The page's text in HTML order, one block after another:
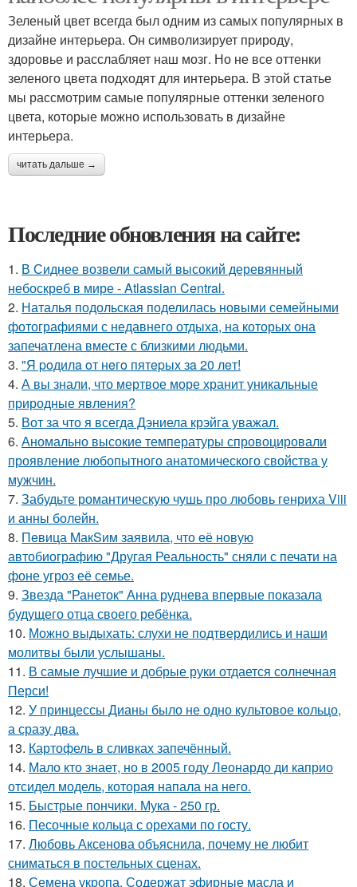
Зеленый цвет всегда был одним из самых популярных в
дизайне интерьера. Он символизирует природу,
здоровье и расслабляет наш мозг. Но не все оттенки
зеленого цвета подходят для интерьера. В этой статье
мы рассмотрим самые популярные оттенки зеленого
цвета, которые можно использовать в дизайне
интерьера.
читать дальше →
Последние обновления на сайте:
1. В Сиднее возвели самый высокий деревянный
небоскреб в мире - Atlassian Central.
2. Наталья подольская поделилась новыми семейными
фотографиями с недавнего отдыха, на которых она
запечатлена вместе с близкими людьми.
3. "Я poдилa oт нeгo пятepых зa 20 лeт!
4. А вы знали, что мертвое море хранит уникальные
природные явления?
5. Вот за что я всегда Дэниела крэйга уважал.
6. Аномально высокие температуры спровоцировали
проявление любопытного анатомического свойства у
мужчин.
7. Забудьте романтическую чушь про любовь генриха Viii
и анны болейн.
8. Пeвица MакSим заявила, что её новую
автобиографию "Другая Реальность" сняли с печати на
фоне угроз её семье.
9. Звезда "Ранеток" Анна руднева впервые показала
будущего отца своего ребёнка.
10. Можно выдыхать: слухи не подтвердились и наши
молитвы были услышаны.
11. В самые лучшие и добрые руки отдается солнечная
Перси!
12. У принцессы Дианы было не одно культовое кольцо,
а сразу два.
13. Картофель в сливках запечённый.
14. Мало кто знает, но в 2005 году Леонардо ди каприо
отсидел модель, которая напала на него.
15. Быстрые пончики. Мука - 250 гр.
16. Песочные кольца с орехами по госту.
17. Любовь Аксенова объяснила, почему не любит
сниматься в постельных сценах.
18. Семена укропа. Содержат эфирные масла и